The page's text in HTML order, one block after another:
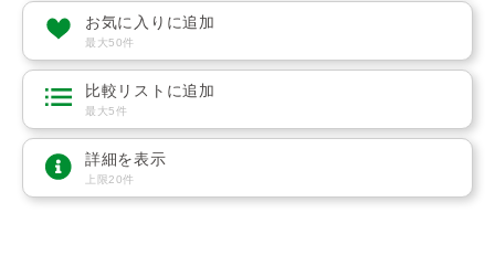
お気に入りに追加
最大50件
比較リストに追加
最大5件
詳細を表示
上限20件